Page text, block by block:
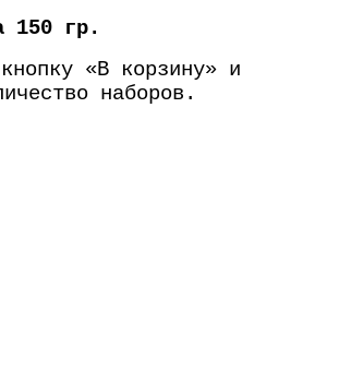
150 гр.
«В корзину» и
наборов.